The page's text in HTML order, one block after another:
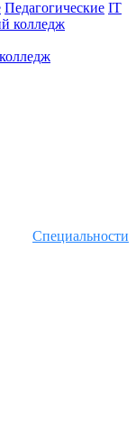
Педагогические IT
Специальности